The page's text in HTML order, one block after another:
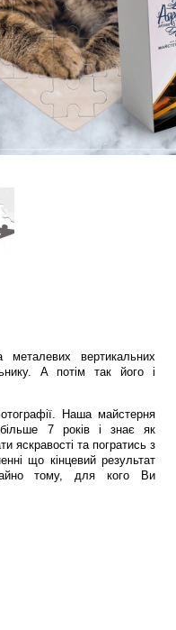
вертикальних
А потім так його і
Наша майстерня
більше 7 років і знає як
яскравості та погратись з
що кінцевий результат
тому, для кого Ви